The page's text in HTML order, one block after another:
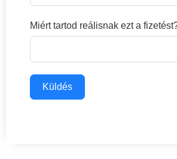
Miért tartod reálisnak ezt a
Küldés